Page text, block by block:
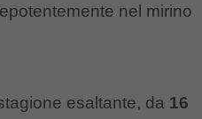
nel mirino
esaltante, da 16